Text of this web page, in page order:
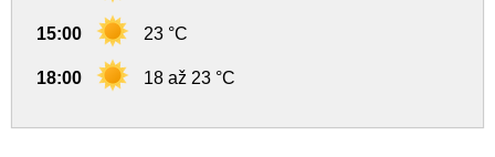
15:00 23 °C
18:00 18 až 23 °C